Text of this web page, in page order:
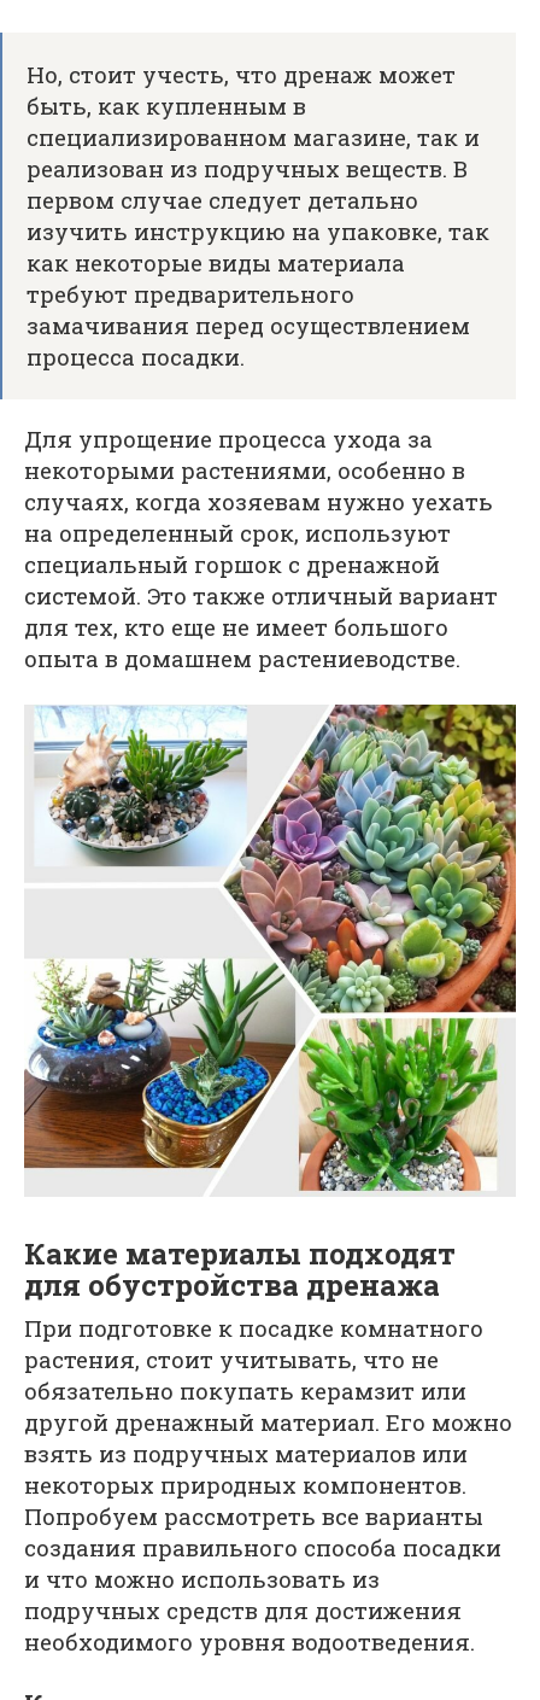
Но, стоит учесть, что дренаж может
быть, как купленным в
специализированном магазине, так и
реализован из подручных веществ. В
первом случае следует детально
изучить инструкцию на упаковке, так
как некоторые виды материала
требуют предварительного
замачивания перед осуществлением
процесса посадки.
Для упрощение процесса ухода за
некоторыми растениями, особенно в
случаях, когда хозяевам нужно уехать
на определенный срок, используют
специальный горшок с дренажной
системой. Это также отличный вариант
для тех, кто еще не имеет большого
опыта в домашнем растениеводстве.
Какие материалы подходят
для обустройства дренажа
При подготовке к посадке комнатного
растения, стоит учитывать, что не
обязательно покупать керамзит или
другой дренажный материал. Его можно
взять из подручных материалов или
некоторых природных компонентов.
Попробуем рассмотреть все варианты
создания правильного способа посадки
и что можно использовать из
подручных средств для достижения
необходимого уровня водоотведения.